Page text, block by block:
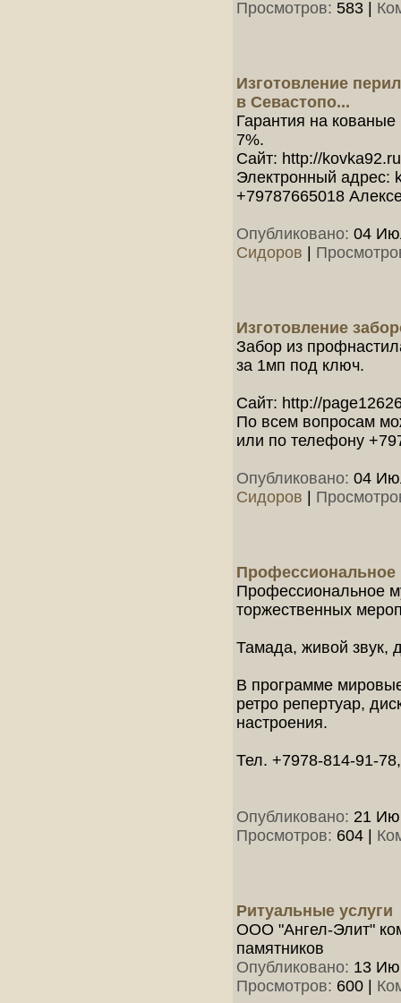
Просмотров: 583
Изготовление
в Севастопо...
Гарантия на
7%.
Сайт: http://kovka92.ru
Электронный адрес:
+79787665018
Опубликовано: 04
Сидоров
Изготовление
Забор из
за 1мп под ключ.
Сайт: http://
По всем вопросам
или по телефону
Опубликовано: 04
Сидоров
Профессиональное
Профессиональное
торжественных
Тамада, живой звук,
В программе
ретро репертуар,
настроения.
Тел. +7978-814-91-
Опубликовано: 21
Просмотров: 604
Ритуальные услуги
ООО "Ангел-Элит"
памятников
Опубликовано: 13
Просмотров: 600